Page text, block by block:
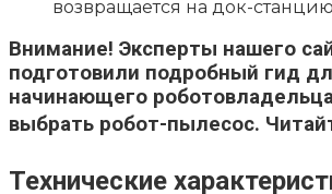
возвращается на док-станцию
Внимание! Эксперты нашего
подготовили подробный гид
начинающего
выбрать робот-пылесос.
Технические